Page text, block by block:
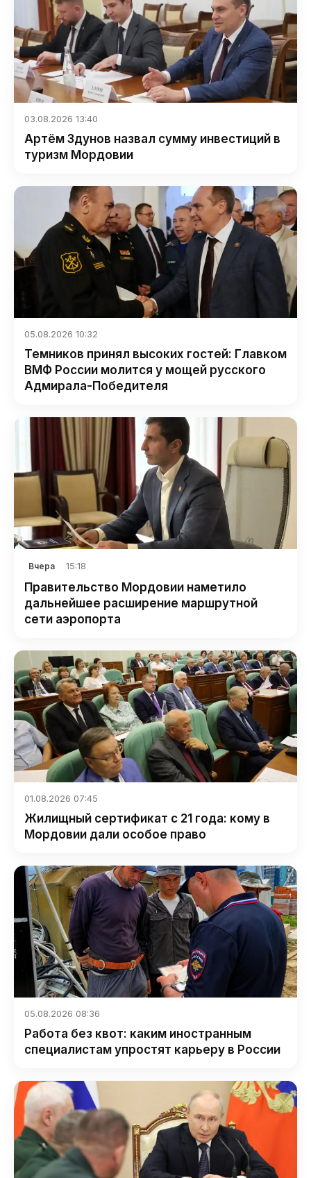
03.08.2026 13:40
Артём Здунов назвал сумму инвестиций в
туризм Мордовии
05.08.2026 10:32
Темников принял высоких гостей: Главком
ВМФ России молится у мощей русского
Адмирала-Победителя
Вчера 15:18
Правительство Мордовии наметило
дальнейшее расширение маршрутной
сети аэропорта
01.08.2026 07:45
Жилищный сертификат с 21 года: кому в
Мордовии дали особое право
05.08.2026 08:36
Работа без квот: каким иностранным
специалистам упростят карьеру в России